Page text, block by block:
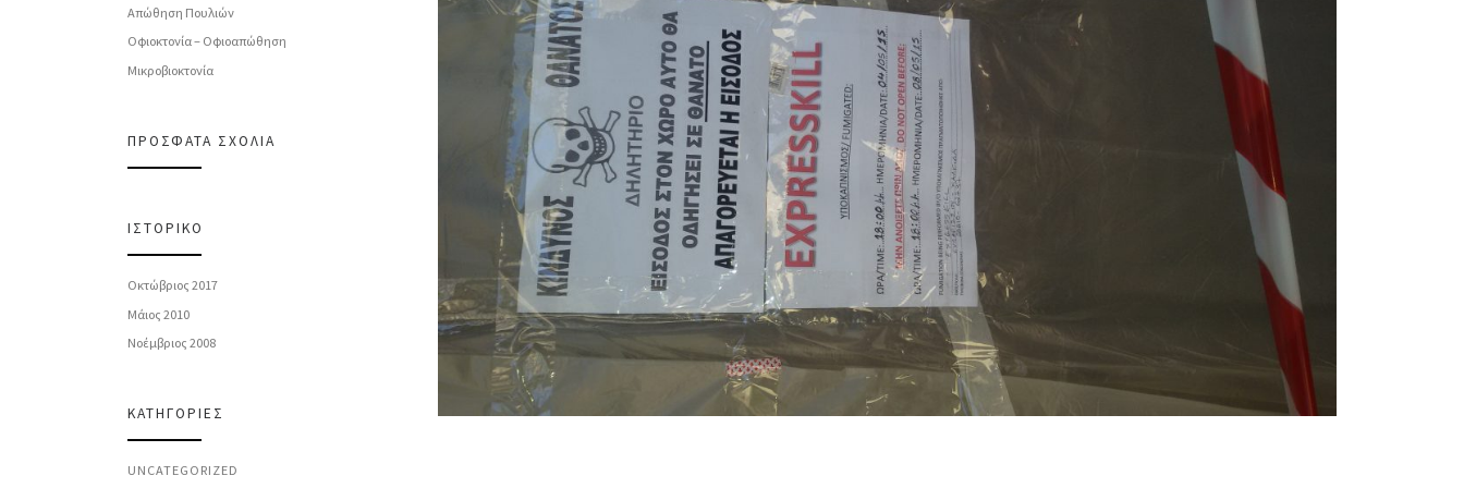
Απώθηση Πουλιών
Οφιοκτονία – Οφιοαπώθηση
Μικροβιοκτονία
ΠΡΌΣΦΑΤΑ ΣΧΌΛΙΑ
ΙΣΤΟΡΙΚΌ
Οκτώβριος 2017
Μάιος 2010
Νοέμβριος 2008
KΑΤΗΓΟΡΊΕΣ
UNCATEGORIZED